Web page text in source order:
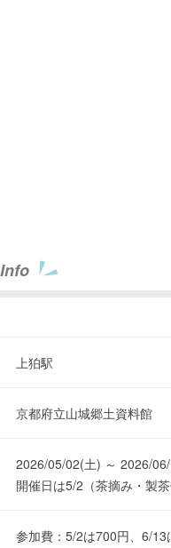
Info
上狛駅
京都府立山城郷土資料館
2026/05/02(土) ～ 2026/
開催日は5/2（茶摘み・製
参加費：5/2は700円、6/